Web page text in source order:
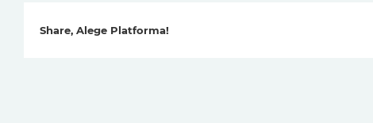
Share, Alege Platforma!